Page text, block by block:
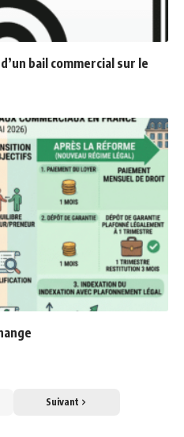
bail commercial sur le
Suivant